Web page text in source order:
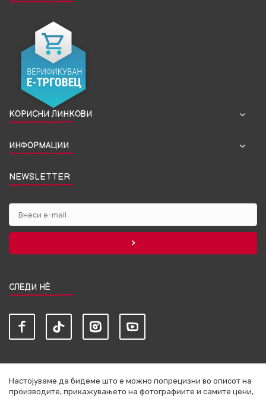
КОРИСНИ ЛИНКОВИ
ИНФОРМАЦИИ
NEWSLETTER
СЛЕДИ НЀ
Настојуваме да бидеме што е можно попрецизни во описот на
производите, прикажувањето на фотографиите и самите цени,